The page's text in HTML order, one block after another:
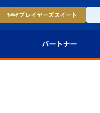
プレイヤーズスイート
パートナー